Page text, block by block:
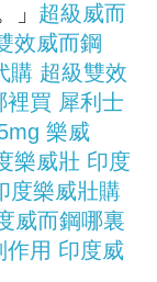
」 超級威而
效威而鋼
購 超級雙效
裡買 犀利士
樂威
樂威壯 印度
度樂威壯購
威而鋼哪裏
作用 印度威